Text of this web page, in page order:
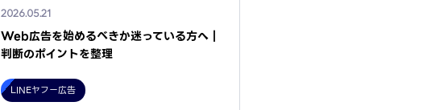
2026.05.21
Web広告を始めるべきか迷っている方へ｜
判断のポイントを整理
LINEヤフー広告